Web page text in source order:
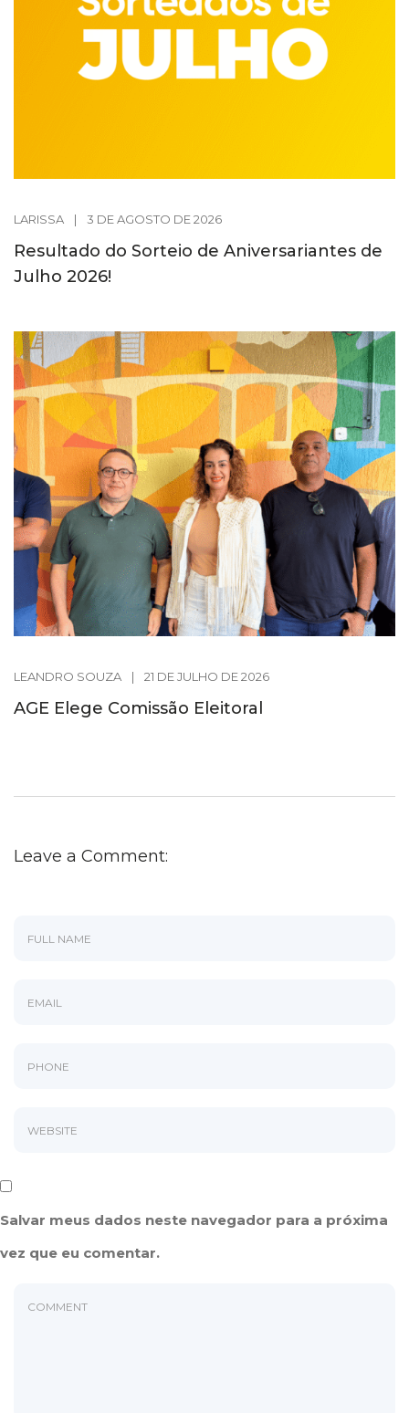
LARISSA | 3 DE AGOSTO DE 2026
Resultado do Sorteio de Aniversariantes de
Julho 2026!
LEANDRO SOUZA | 21 DE JULHO DE 2026
AGE Elege Comissão Eleitoral
Leave a Comment:
Salvar meus dados neste navegador para a próxima
vez que eu comentar.